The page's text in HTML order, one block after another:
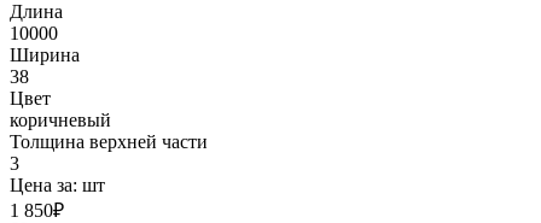
Длина
10000
Ширина
38
Цвет
коричневый
Толщина верхней части
3
Цена за: шт
1 850₽